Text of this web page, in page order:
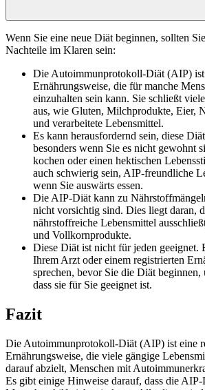
Wenn Sie eine neue Diät beginnen, sollten
Nachteile im Klaren sein:
Die Autoimmunprotokoll-Diät (AIP) ist
Ernährungsweise, die für manche
einzuhalten sein kann. Sie schließt
aus, wie Gluten, Milchprodukte, Eier,
und verarbeitete Lebensmittel.
Es kann herausfordernd sein, diese
besonders wenn Sie es nicht gewohnt
kochen oder einen hektischen
auch schwierig sein, AIP-freundliche
wenn Sie auswärts essen.
Die AIP-Diät kann zu
nicht vorsichtig sind. Dies liegt daran,
nährstoffreiche Lebensmittel
und Vollkornprodukte.
Diese Diät ist nicht für jeden geeignet.
Ihrem Arzt oder einem registrierten
sprechen, bevor Sie die Diät beginnen,
dass sie für Sie geeignet ist.
Fazit
Die Autoimmunprotokoll-Diät (AIP) ist eine
Ernährungsweise, die viele gängige
darauf abzielt, Menschen mit
Es gibt einige Hinweise darauf, dass die